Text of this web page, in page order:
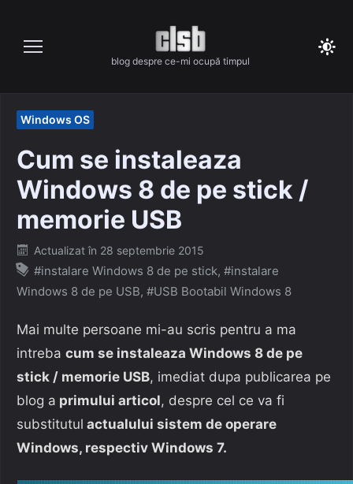
content
blog despre ce-mi ocupă timpul
Windows OS
Cum se instaleaza
Windows 8 de pe stick /
memorie USB
Posted
on
Actualizat în 28 septembrie 2015
#instalare Windows 8 de pe stick, #instalare
Windows 8 de pe USB, #USB Bootabil Windows 8
Mai multe persoane mi-au scris pentru a ma
intreba cum se instaleaza Windows 8 de pe
stick / memorie USB, imediat dupa publicarea pe
blog a primului articol, despre cel ce va fi
substitutul actualului sistem de operare
Windows, respectiv Windows 7.